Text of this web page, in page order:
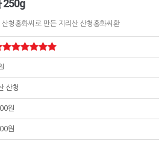
250g
청홍화씨로 만든 지리산 산청홍화씨환
산청
원
원